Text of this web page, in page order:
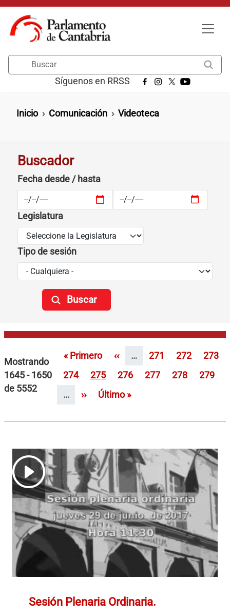
Pasar al contenido principal
Síguenos en RRSS
Ruta de navegación
Inicio Comunicación Videoteca
Buscador
Fecha desde / hasta
Legislatura
Tipo de sesión
Mostrando
1645 - 1650
de 5552
Primera página
« Primero Página anterior
‹‹ … Página
271 Página
272
273
Página
274 Página
275 Página
276 Página
277 Página
278 Página
279
…
Siguiente página
›› Última página
Último »
Sesión Plenaria Ordinaria.